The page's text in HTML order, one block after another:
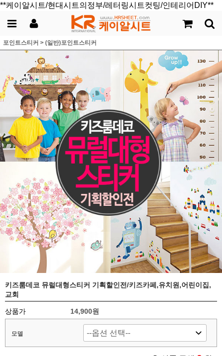
**케이알시트/현대시트의정부/레터링시트컷팅/인테리어DIY**
포인트스티커 > (일반)포인트스티커
키즈룸데코 뮤럴대형스티커 기획할인전/키즈카페,유치원,어린이집,
교회
상품가 14,900원
모델